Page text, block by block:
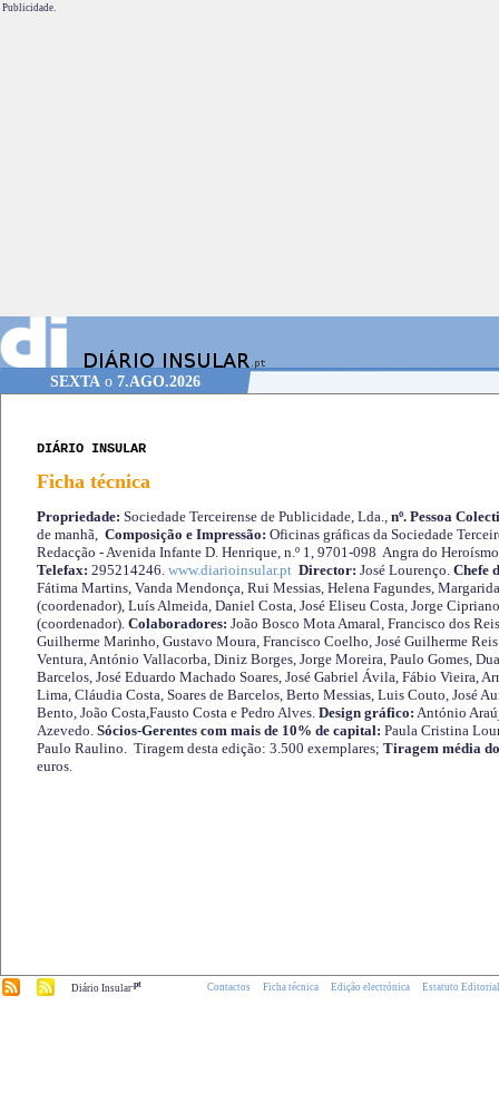
Publicidade.
SEXTA o 7.AGO.2026
DIÁRIO INSULAR
Ficha técnica
Propriedade: Sociedade Terceirense de Publicidade, Lda., nº. Pessoa
de manhã, Composição e Impressão: Oficinas gráficas da Sociedade
Redacção - Avenida Infante D. Henrique, n.º 1, 9701-098 Angra do
Telefax: 295214246. www.diarioinsular.pt Director: José Lourenço. Chefe
Fátima Martins, Vanda Mendonça, Rui Messias, Helena Fagundes,
(coordenador), Luís Almeida, Daniel Costa, José Eliseu Costa, Jorge
(coordenador). Colaboradores: João Bosco Mota Amaral, Francisco dos
Guilherme Marinho, Gustavo Moura, Francisco Coelho, José Guilherme
Ventura, António Vallacorba, Diniz Borges, Jorge Moreira, Paulo Gomes,
Barcelos, José Eduardo Machado Soares, José Gabriel Ávila, Fábio Vieira,
Lima, Cláudia Costa, Soares de Barcelos, Berto Messias, Luis Couto, José
Bento, João Costa,Fausto Costa e Pedro Alves. Design gráfico: António
Azevedo. Sócios-Gerentes com mais de 10% de capital: Paula Cristina
Paulo Raulino. Tiragem desta edição: 3.500 exemplares; Tiragem média
euros.
Diário Insular.pt Contactos Ficha técnica Edição electrónica Estatuto Editorial